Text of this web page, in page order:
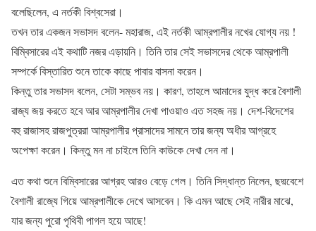
বলেছিলেন, এ নর্তকী বিশ্বসেরা।
তখন তার একজন সভাসদ বলেন- মহারাজ, এই নর্তকী আম্রপালীর নখের যোগ্য নয় !
বিম্বিসারের এই কথাটি নজর এড়ায়নি। তিনি তার সেই সভাসদের থেকে আম্রপালী
সম্পর্কে বিস্তারিত শুনে তাকে কাছে পাবার বাসনা করেন।
কিন্তু তার সভাসদ বলেন, সেটা সম্ভব নয়। কারণ, তাহলে আমাদের যুদ্ধ করে বৈশালী
রাজ্য জয় করতে হবে আর আম্রপালীর দেখা পাওয়াও এত সহজ নয়। দেশ-বিদেশের
বহু রাজাসহ রাজপুত্ররা আম্রপালীর প্রাসাদের সামনে তার জন্য অধীর আগ্রহে
অপেক্ষা করেন। কিন্তু মন না চাইলে তিনি কাউকে দেখা দেন না।
এত কথা শুনে বিম্বিসারের আগ্রহ আরও বেড়ে গেল। তিনি সিদ্ধান্ত নিলেন, ছদ্মবেশে
বৈশালী রাজ্যে গিয়ে আম্রপালীকে দেখে আসবেন। কি এমন আছে সেই নারীর মাঝে,
যার জন্য পুরো পৃথিবী পাগল হয়ে আছে!